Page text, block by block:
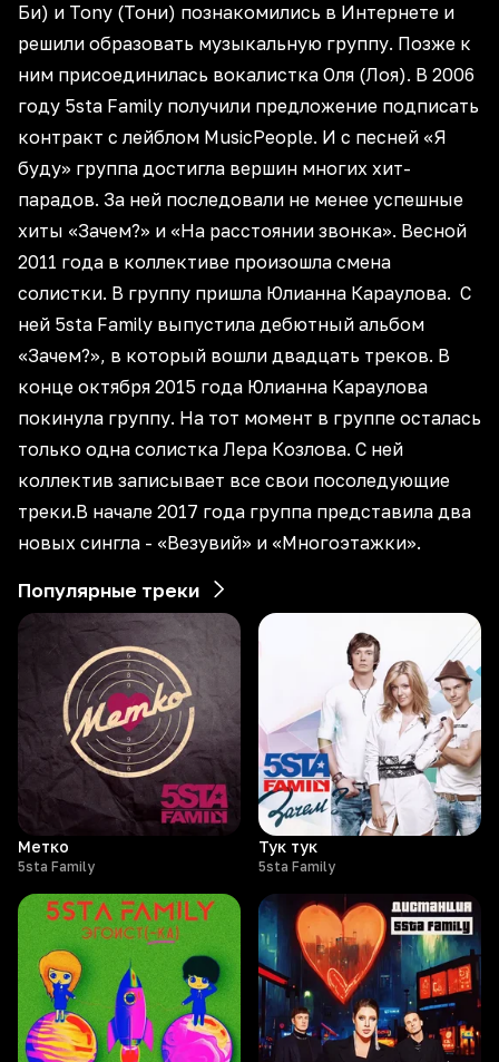
Би) и Tony (Тони) познакомились в Интернете и
решили образовать музыкальную группу. Позже к
ним присоединилась вокалистка Оля (Лоя). В 2006
году 5sta Family получили предложение подписать
контракт с лейблом MusicPeople. И с песней «Я
буду» группа достигла вершин многих хит-
парадов. За ней последовали не менее успешные
хиты «Зачем?» и «На расстоянии звонка». Весной
2011 года в коллективе произошла смена
солистки. В группу пришла Юлианна Караулова. С
ней 5sta Family выпустила дебютный альбом
«Зачем?», в который вошли двадцать треков. В
конце октября 2015 года Юлианна Караулова
покинула группу. На тот момент в группе осталась
только одна солистка Лера Козлова. С ней
коллектив записывает все свои посоледующие
треки.В начале 2017 года группа представила два
новых сингла - «Везувий» и «Многоэтажки».
Популярные треки
Метко
5sta Family
Тук тук
5sta Family